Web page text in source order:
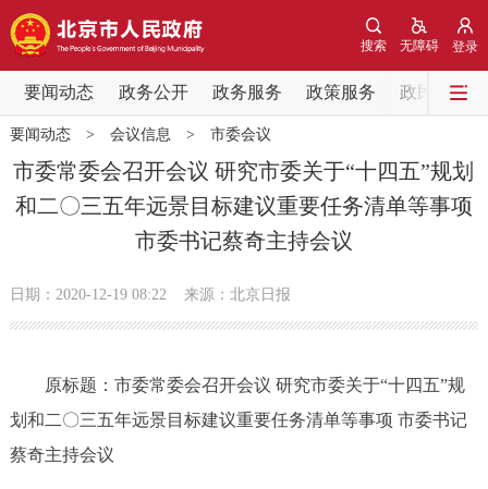
登录
无障碍
搜索
要闻动态 政务公开 政务服务 政策服务 政民互动
要闻动态
党中央精神 国务院信息
北京要闻 会议信息 部门动态
政务公开
市领导 机构职能 政策服务
政策兑现
要闻动态> 会议信息 > 市委会议
市委常委会召开会议 研究市委关于“十四五”规划
和二〇三五年远景目标建议重要任务清单等事项
市委书记蔡奇主持会议
日期：2020-12-19 08:22 来源：北京日报
原标题：市委常委会召开会议 研究市委关于“十四五”规
划和二〇三五年远景目标建议重要任务清单等事项 市委书记
蔡奇主持会议